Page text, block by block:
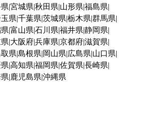
宮城県 秋田県 山形県 福島県
県 千葉県 茨城県 栃木県 群馬県
富山県 石川県 福井県 静岡県
大阪府兵庫県 京都府滋賀県
県 島根県 岡山県 広島県 山口県
高知県 福岡県 佐賀県 長崎県
鹿児島県 沖縄県